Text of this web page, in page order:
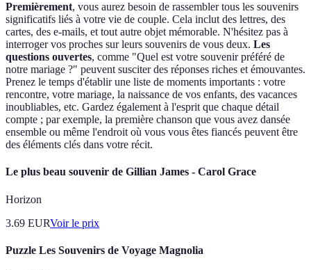
Premièrement, vous aurez besoin de rassembler tous les souvenirs
significatifs liés à votre vie de couple. Cela inclut des lettres, des
cartes, des e-mails, et tout autre objet mémorable. N'hésitez pas à
interroger vos proches sur leurs souvenirs de vous deux. Les
questions ouvertes, comme "Quel est votre souvenir préféré de
notre mariage ?" peuvent susciter des réponses riches et émouvantes.
Prenez le temps d'établir une liste de moments importants : votre
rencontre, votre mariage, la naissance de vos enfants, des vacances
inoubliables, etc. Gardez également à l'esprit que chaque détail
compte ; par exemple, la première chanson que vous avez dansée
ensemble ou même l'endroit où vous vous êtes fiancés peuvent être
des éléments clés dans votre récit.
Le plus beau souvenir de Gillian James - Carol Grace
Horizon
3.69 EURVoir le prix
Puzzle Les Souvenirs de Voyage Magnolia